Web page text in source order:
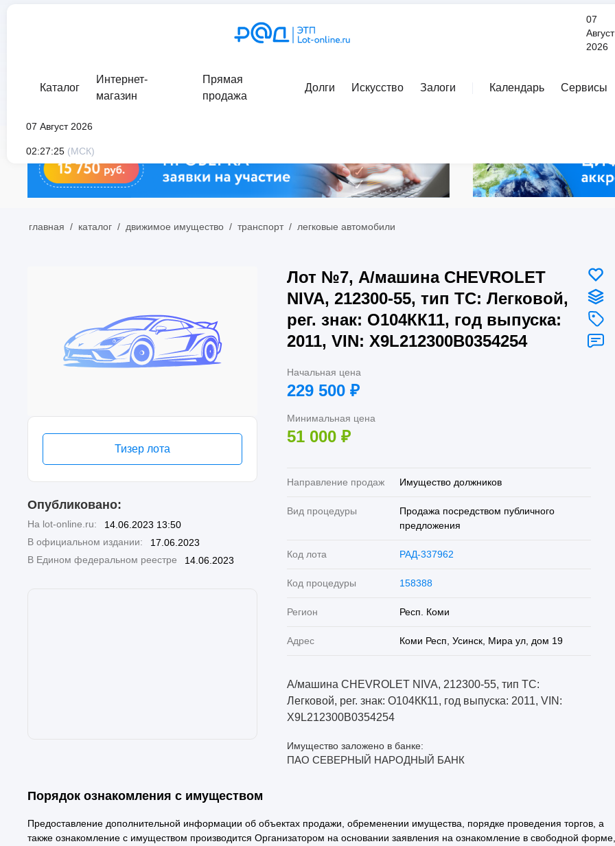
07
Август
2026
Каталог
Интернет-
магазин
Прямая
продажа
Долги Искусство Залоги Календарь Сервисы
07 Август 2026
02:27:25 (МСК)
главная / каталог / движимое имущество / транспорт / легковые автомобили
Тизер лота
Опубликовано:
На lot-online.ru:
14.06.2023 13:50
В официальном издании:
17.06.2023
В Едином федеральном реестре
14.06.2023
Лот №7, А/машина CHEVROLET
NIVA, 212300-55, тип ТС: Легковой,
рег. знак: О104КК11, год выпуска:
2011, VIN: X9L212300B0354254
Начальная цена
229 500 ₽
Минимальная цена
51 000 ₽
Направление продаж Имущество должников
Вид процедуры
Продажа посредством публичного
предложения
Код лота РАД-337962
Код процедуры 158388
Регион Респ. Коми
Адрес Коми Респ, Усинск, Мира ул, дом 19
А/машина CHEVROLET NIVA, 212300-55, тип ТС:
Легковой, рег. знак: О104КК11, год выпуска: 2011, VIN:
X9L212300B0354254
Имущество заложено в банке:
ПАО СЕВЕРНЫЙ НАРОДНЫЙ БАНК
Порядок ознакомления с имуществом
Предоставление дополнительной информации об объектах продажи, обременении имущества, порядке проведения торгов, а
также ознакомление с имуществом производится Организатором на основании заявления на ознакомление в свободной форме,